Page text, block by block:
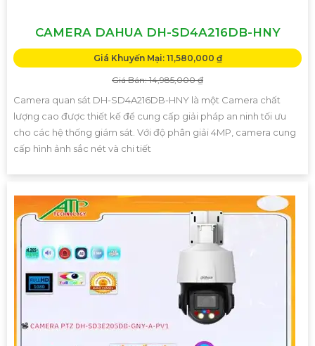
CAMERA DAHUA DH-SD4A216DB-HNY
Giá Khuyến Mại: 11,580,000 ₫
Giá Bán: 14,985,000 ₫
Camera quan sát DH-SD4A216DB-HNY là một Camera chất
lượng cao được thiết kế để cung cấp giải pháp an ninh tối ưu
cho các hệ thống giám sát. Với độ phân giải 4MP, camera cung
cấp hình ảnh sắc nét và chi tiết